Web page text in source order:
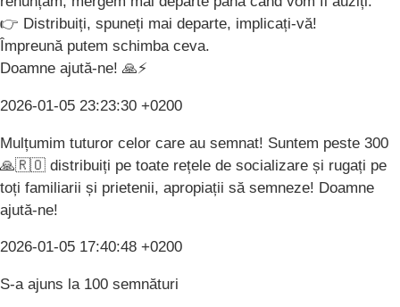
👉 Distribuiți, spuneți mai departe, implicați-vă!
Împreună putem schimba ceva.
Doamne ajută-ne! 🙏⚡
2026-01-05 23:23:30 +0200
Mulțumim tuturor celor care au semnat! Suntem peste 300
🙏🇷🇴 distribuiți pe toate rețele de socializare și rugați pe
toți familiarii și prietenii, apropiații să semneze! Doamne
ajută-ne!
2026-01-05 17:40:48 +0200
S-a ajuns la 100 semnături